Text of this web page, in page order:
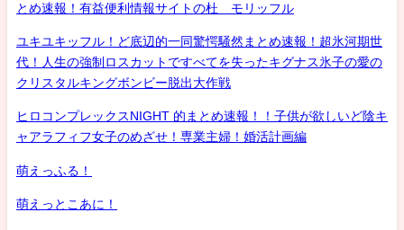
とめ速報！有益便利情報サイトの杜 モリッフル
ユキユキッフル！ど底辺的一同驚愕騒然まとめ速報！超氷河期世
代！人生の強制ロスカットですべてを失ったキグナス氷子の愛の
クリスタルキングボンビー脱出大作戦
ヒロコンプレックスNIGHT 的まとめ速報！！子供が欲しいど陰キ
ャアラフィフ女子のめざせ！専業主婦！婚活計画編
萌えっふる！
萌えっとこあに！